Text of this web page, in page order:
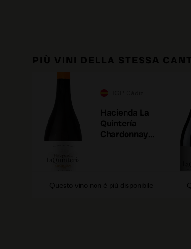
PIÙ VINI DELLA STESSA
Hacienda La
Quintería
Chardonnay
Questo vino non è più disponibile